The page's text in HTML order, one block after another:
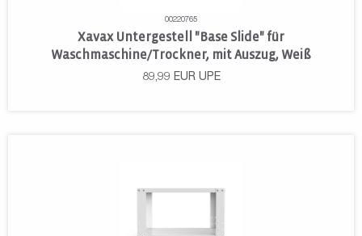
00220765
Xavax Untergestell "Base Slide" für
Waschmaschine/Trockner, mit Auszug, Weiß
89,99 EUR UPE